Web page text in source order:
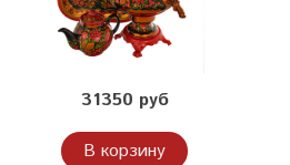
31350 руб
В корзину